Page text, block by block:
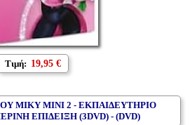
Τιμή: 19,95 €
ΜΙΚΥ ΜΙΝΙ 2 - ΕΚΠΑΙΔΕΥΤΗΡΙΟ
ΕΠΙΔΕΙΞΗ (3DVD) - (DVD)